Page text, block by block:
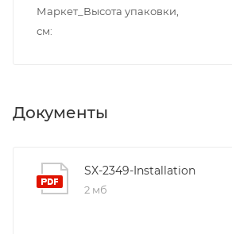
Маркет_Высота упаковки,
см
Документы
SX-2349-Installation
2 мб